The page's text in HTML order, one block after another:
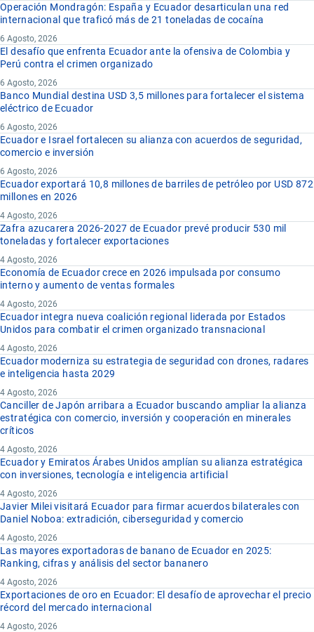
Operación Mondragón: España y Ecuador desarticulan una red
internacional que traficó más de 21 toneladas de cocaína
6 Agosto, 2026
El desafío que enfrenta Ecuador ante la ofensiva de Colombia y
Perú contra el crimen organizado
6 Agosto, 2026
Banco Mundial destina USD 3,5 millones para fortalecer el sistema
eléctrico de Ecuador
6 Agosto, 2026
Ecuador e Israel fortalecen su alianza con acuerdos de seguridad,
comercio e inversión
6 Agosto, 2026
Ecuador exportará 10,8 millones de barriles de petróleo por USD 872
millones en 2026
4 Agosto, 2026
Zafra azucarera 2026-2027 de Ecuador prevé producir 530 mil
toneladas y fortalecer exportaciones
4 Agosto, 2026
Economía de Ecuador crece en 2026 impulsada por consumo
interno y aumento de ventas formales
4 Agosto, 2026
Ecuador integra nueva coalición regional liderada por Estados
Unidos para combatir el crimen organizado transnacional
4 Agosto, 2026
Ecuador moderniza su estrategia de seguridad con drones, radares
e inteligencia hasta 2029
4 Agosto, 2026
Canciller de Japón arribara a Ecuador buscando ampliar la alianza
estratégica con comercio, inversión y cooperación en minerales
críticos
4 Agosto, 2026
Ecuador y Emiratos Árabes Unidos amplían su alianza estratégica
con inversiones, tecnología e inteligencia artificial
4 Agosto, 2026
Javier Milei visitará Ecuador para firmar acuerdos bilaterales con
Daniel Noboa: extradición, ciberseguridad y comercio
4 Agosto, 2026
Las mayores exportadoras de banano de Ecuador en 2025:
Ranking, cifras y análisis del sector bananero
4 Agosto, 2026
Exportaciones de oro en Ecuador: El desafío de aprovechar el precio
récord del mercado internacional
4 Agosto, 2026